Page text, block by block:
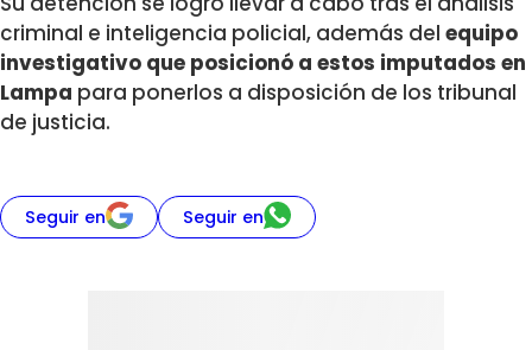
criminal e inteligencia policial, además del equipo
investigativo que posicionó a estos imputados en
Lampa para ponerlos a disposición de los tribunal
de justicia.
Seguir en Seguir en